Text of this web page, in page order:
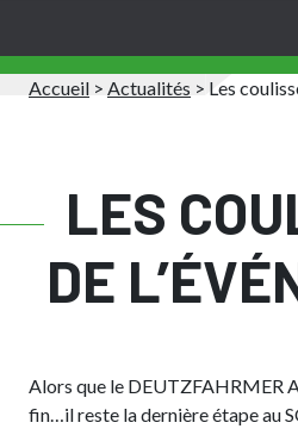
Accueil > Actualités > Les
LES
DE
Alors que le DEUTZFAHRMER
fin…il reste la dernière étape au